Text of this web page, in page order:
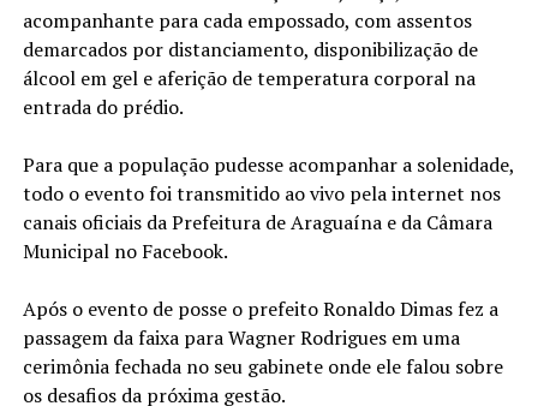
acompanhante para cada empossado, com assentos
demarcados por distanciamento, disponibilização de
álcool em gel e aferição de temperatura corporal na
entrada do prédio.
Para que a população pudesse acompanhar a solenidade,
todo o evento foi transmitido ao vivo pela internet nos
canais oficiais da Prefeitura de Araguaína e da Câmara
Municipal no Facebook.
Após o evento de posse o prefeito Ronaldo Dimas fez a
passagem da faixa para Wagner Rodrigues em uma
cerimônia fechada no seu gabinete onde ele falou sobre
os desafios da próxima gestão.